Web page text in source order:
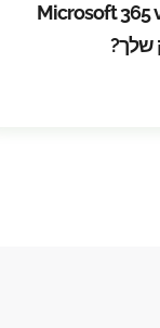
Microsoft 365